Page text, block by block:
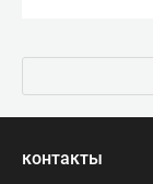
контакты